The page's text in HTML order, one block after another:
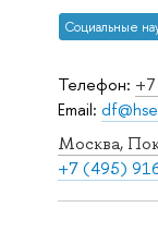
Телефон:
Email:
Москва,
+7 (495)
Социальные